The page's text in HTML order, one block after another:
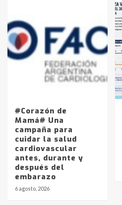
#Corazón de
Mamá# Una
campaña para
cuidar la salud
cardiovascular
antes, durante y
después del
embarazo
6 agosto, 2026